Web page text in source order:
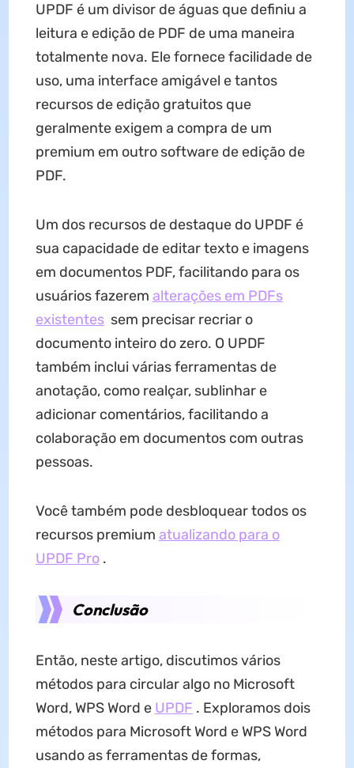
UPDF é um divisor de águas que definiu a
leitura e edição de PDF de uma maneira
totalmente nova. Ele fornece facilidade de
uso, uma interface amigável e tantos
recursos de edição gratuitos que
geralmente exigem a compra de um
premium em outro software de edição de
PDF.
Um dos recursos de destaque do UPDF é
sua capacidade de editar texto e imagens
em documentos PDF, facilitando para os
usuários fazerem alterações em PDFs
existentessem precisar recriar o
documento inteiro do zero. O UPDF
também inclui várias ferramentas de
anotação, como realçar, sublinhar e
adicionar comentários, facilitando a
colaboração em documentos com outras
pessoas.
Você também pode desbloquear todos os
recursos premium atualizando para o
UPDF Pro.
Conclusão
Então, neste artigo, discutimos vários
métodos para circular algo no Microsoft
Word, WPS Word e UPDF . Exploramos dois
métodos para Microsoft Word e WPS Word
usando as ferramentas de formas,